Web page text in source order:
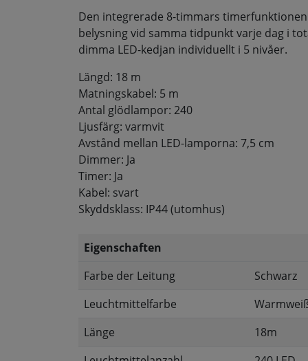
Den integrerade 8-timmars
belysning vid samma tidpunkt varje dag i
dimma LED-kedjan individuellt i 5 nivåer.
Längd: 18 m
Matningskabel: 5 m
Antal glödlampor: 240
Ljusfärg: varmvit
Avstånd mellan LED-lamporna: 7,5 cm
Dimmer: Ja
Timer: Ja
Kabel: svart
Skyddsklass: IP44 (utomhus)
Eigenschaften
Farbe der Leitung
Schwarz
Leuchtmittelfarbe
Länge
18m